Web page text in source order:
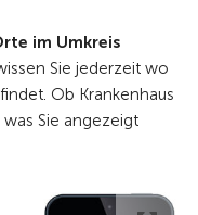
im Umkreis
Sie jederzeit wo
Ob Krankenhaus
Sie angezeigt